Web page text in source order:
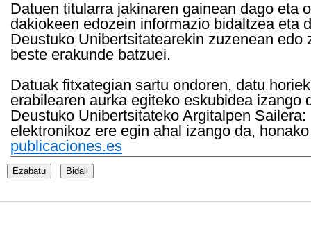
Datuen titularra jakinaren gainean dago eta
dakiokeen edozein informazio bidaltzea eta
Deustuko Unibertsitatearekin zuzenean
beste erakunde batzuei.
Datuak fitxategian sartu ondoren, datu
erabilearen aurka egiteko eskubidea
Deustuko Unibertsitateko Argitalpen
elektronikoz ere egin ahal izango da,
publicaciones.es
Ezabatu Bidali